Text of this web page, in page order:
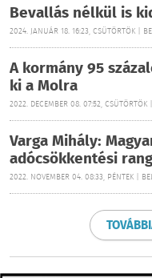
Bevallás nélkül is
2024. JANUÁR 18. 16:23, CSÜTÖRTÖK |
A kormány 95
ki a Molra
2022. DECEMBER 08. 07:52, CSÜTÖRTÖK
Varga Mihály:
adócsökkentési
2022. NOVEMBER 04. 08:33, PÉNTEK |